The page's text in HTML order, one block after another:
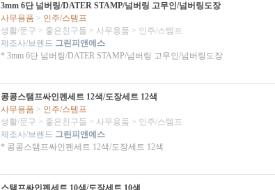
3mm 6단 넘버링/DATER STAMP/넘버링 고무인/넘버링도장
사무용품 > 인주/스템프
생활/문구 > 좋은친구들 > 사무용품 > 인주/스템프
제조사/브렌드 그린피앤에스
* 3mm 6단 넘버링/DATER STAMP/넘버링 고무인/넘버링도장
콩콩스탬프싸인펜세트 12색/도장세트 12색
사무용품 > 인주/스템프
생활/문구 > 좋은친구들 > 사무용품 > 인주/스템프
제조사/브렌드 그린피앤에스
* 콩콩스탬프싸인펜세트 12색/도장세트 12색
스탬프싸인펜세트 10색/도장세트 10색